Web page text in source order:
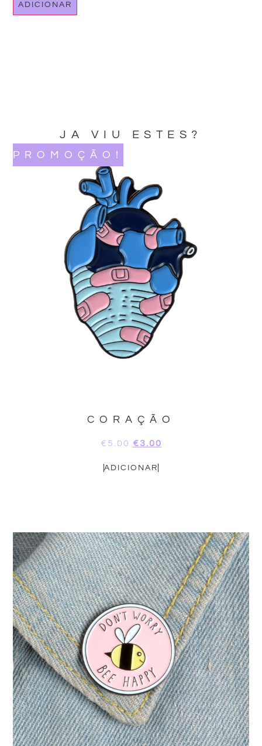
ADICIONAR
JA VIU ESTES?
PROMOÇÃO!
CORAÇÃO
€ 5.00 €3.00
ADICIONAR